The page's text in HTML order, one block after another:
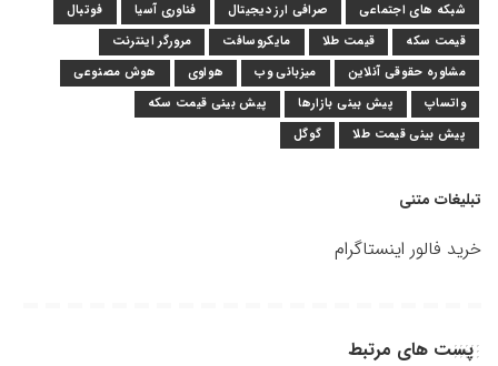
شبکه های اجتماعی
صرافی ارز دیجیتال فناوری آسیا
فوتبال
قیمت سکه
قیمت طلا مایکروسافت
مرورگر اینترنت
مشاوره حقوقی آنلاین
میزبانی وب هواوی
هوش مصنوعی
واتساپ
پیش بینی بازارها
پیش بینی قیمت سکه
پیش بینی قیمت طلا
گوگل
تبلیغات متنی
خرید فالور اینستاگرام
پست های مرتبط